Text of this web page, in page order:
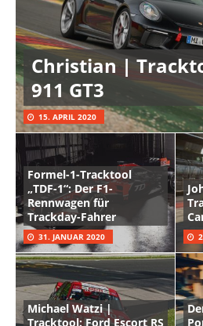
Christian |
911 GT3
15. APRIL 2020
Formel-1-Tracktool
„TDF-1“: Der F1-
Rennwagen für
Trackday-Fahrer
31. JANUAR 2020
Michael Watzi |
Tracktool: Ford Escort RS